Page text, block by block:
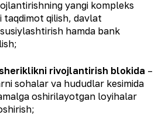
yangi kompleks
taqdimot qilish, davlat
hamda bank
rivojlantirish blokida –
sohalar va hududlar kesimida
oshirilayotgan loyihalar